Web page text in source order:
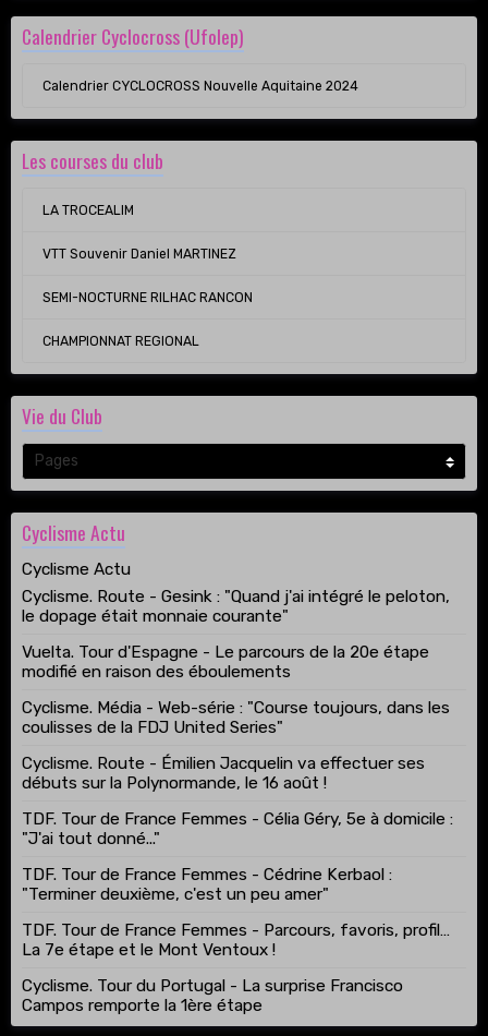
Calendrier Cyclocross (Ufolep)
Calendrier CYCLOCROSS Nouvelle Aquitaine 2024
Les courses du club
LA TROCEALIM
VTT Souvenir Daniel MARTINEZ
SEMI-NOCTURNE RILHAC RANCON
CHAMPIONNAT REGIONAL
Vie du Club
Cyclisme Actu
Cyclisme Actu
Cyclisme. Route - Gesink : "Quand j'ai intégré le peloton,
le dopage était monnaie courante"
Vuelta. Tour d'Espagne - Le parcours de la 20e étape
modifié en raison des éboulements
Cyclisme. Média - Web-série : "Course toujours, dans les
coulisses de la FDJ United Series"
Cyclisme. Route - Émilien Jacquelin va effectuer ses
débuts sur la Polynormande, le 16 août !
TDF. Tour de France Femmes - Célia Géry, 5e à domicile :
"J'ai tout donné..."
TDF. Tour de France Femmes - Cédrine Kerbaol :
"Terminer deuxième, c'est un peu amer"
TDF. Tour de France Femmes - Parcours, favoris, profil…
La 7e étape et le Mont Ventoux !
Cyclisme. Tour du Portugal - La surprise Francisco
Campos remporte la 1ère étape